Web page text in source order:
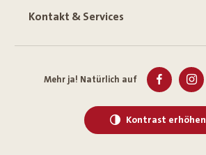
Kontakt & Services
Mehr ja! Natürlich auf
Kontrast erhöhen